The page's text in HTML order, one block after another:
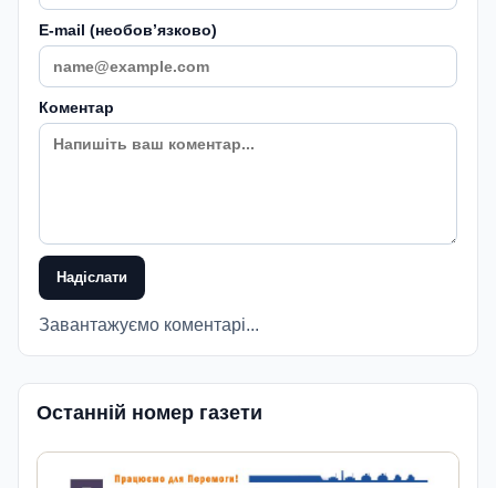
E-mail (необовʼязково)
Коментар
Надіслати
Завантажуємо коментарі...
Останній номер газети